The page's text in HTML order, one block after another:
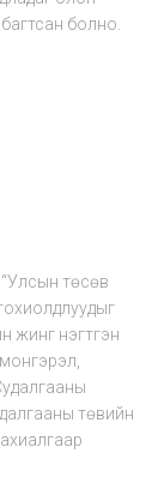
болно.
“Улсын төсөв
тохиолдлуудыг
жинг нэгтгэн
төвийн